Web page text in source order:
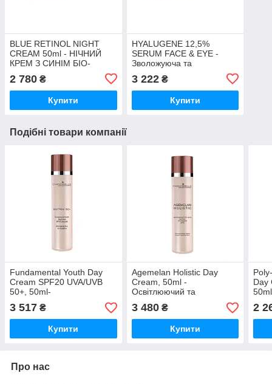
BLUE RETINOL NIGHT
CREAM 50ml - НІЧНИЙ
КРЕМ З СИНІМ БІО-
2 780 ₴
Купити
HYALUGENE 12,5%
SERUM FACE & EYE -
Зволожуюча та
омолоджуюча сироватка
HYALUGENE
3 222₴
Купити
Подібні товари компанії
Fundamental Youth Day
Cream SPF20 UVA/UVB
50+, 50ml-
Фундаментальний
омолоджуючий денний
крем
3 517 ₴
Купити
Agemelan Holistic Day
Cream, 50ml -
Освітлюючий та
омолоджуючий денний
крем
3 480₴
Купити
Day
2
Про нас